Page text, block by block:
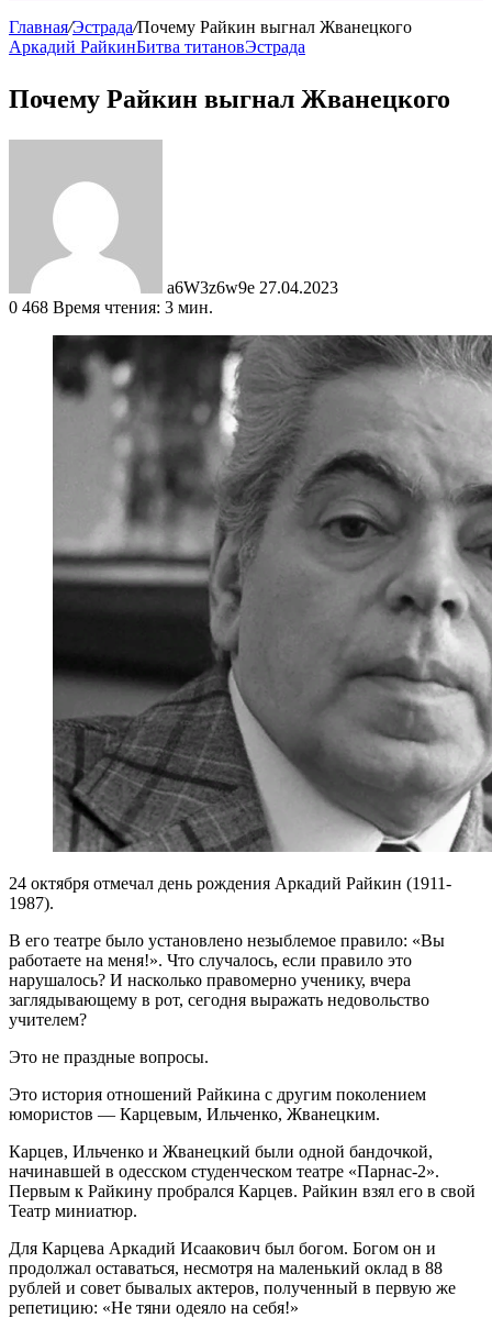
Главная/Эстрада/Почему Райкин выгнал Жванецкого
Аркадий РайкинБитва титановЭстрада
Почему Райкин выгнал Жванецкого
a6W3z6w9e 27.04.2023
0 468 Время чтения: 3 мин.
24 октября отмечал день рождения Аркадий Райкин (1911-
1987).
В его театре было установлено незыблемое правило: «Вы
работаете на меня!». Что случалось, если правило это
нарушалось? И насколько правомерно ученику, вчера
заглядывающему в рот, сегодня выражать недовольство
учителем?
Это не праздные вопросы.
Это история отношений Райкина с другим поколением
юмористов — Карцевым, Ильченко, Жванецким.
Карцев, Ильченко и Жванецкий были одной бандочкой,
начинавшей в одесском студенческом театре «Парнас-2».
Первым к Райкину пробрался Карцев. Райкин взял его в свой
Театр миниатюр.
Для Карцева Аркадий Исаакович был богом. Богом он и
продолжал оставаться, несмотря на маленький оклад в 88
рублей и совет бывалых актеров, полученный в первую же
репетицию: «Не тяни одеяло на себя!»